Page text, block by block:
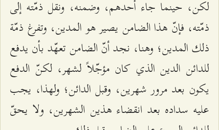
لكن، حينما جاء أحدهم، وضمنه، ونقل ذمّته إلى
ذمّته، فإنّ هذا الضامن يصير هو المدين، وتفرغ ذمّة
ذلك المدين؛ وهنا، نجد أنّ الضامن تعهّد بأن يدفع
للدائن الدين الذي كان مؤجّلاً لشهر، لكنّ الدفع
يكون بعد مرور شهرين، وقبل الدائن؛ ولهذا، يجب
عليه سداده بعد انقضاء هذين الشهرين، ولا يحقّ